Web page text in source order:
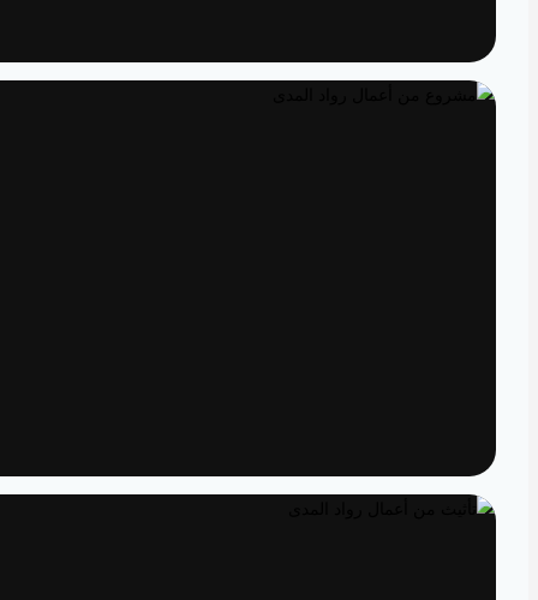
تصميم داخلي